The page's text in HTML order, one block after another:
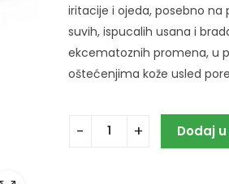
iritacije i ojeda, posebno na
suvih, ispucalih usana i
ekcematoznih promena, u
oštećenjima kože usled
Dodaj